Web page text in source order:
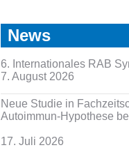
News
6. Internationales RAB
7. August 2026
Neue Studie in
Autoimmun-Hypothese
17. Juli 2026